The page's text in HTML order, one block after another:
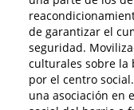
de garantizar el
seguridad.
culturales sobre la
por el centro
una asociación en